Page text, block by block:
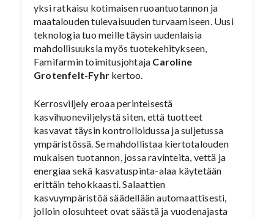
yksi ratkaisu kotimaisen ruoantuotannon ja
maatalouden tulevaisuuden turvaamiseen. Uusi
teknologia tuo meille täysin uudenlaisia
mahdollisuuksia myös tuotekehitykseen,
Famifarmin toimitusjohtaja Caroline
Grotenfelt-Fyhr kertoo.
Kerrosviljely eroaa perinteisestä
kasvihuoneviljelystä siten, että tuotteet
kasvavat täysin kontrolloidussa ja suljetussa
ympäristössä. Se mahdollistaa kiertotalouden
mukaisen tuotannon, jossa ravinteita, vettä ja
energiaa sekä kasvatuspinta-alaa käytetään
erittäin tehokkaasti. Salaattien
kasvuympäristöä säädellään automaattisesti,
jolloin olosuhteet ovat säästä ja vuodenajasta